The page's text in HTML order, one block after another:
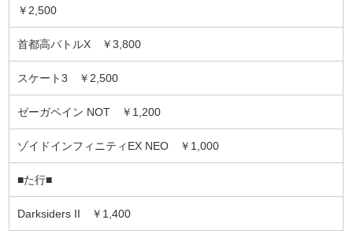
￥2,500
首都高バトルX ￥3,800
スケート3 ￥2,500
ゼーガペイン NOT ￥1,200
ゾイドインフィニティEX NEO ￥1,000
■た行■
Darksiders II ￥1,400